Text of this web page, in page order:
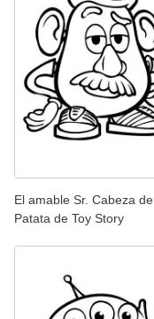
El amable Sr. Cabeza de
Patata de Toy Story